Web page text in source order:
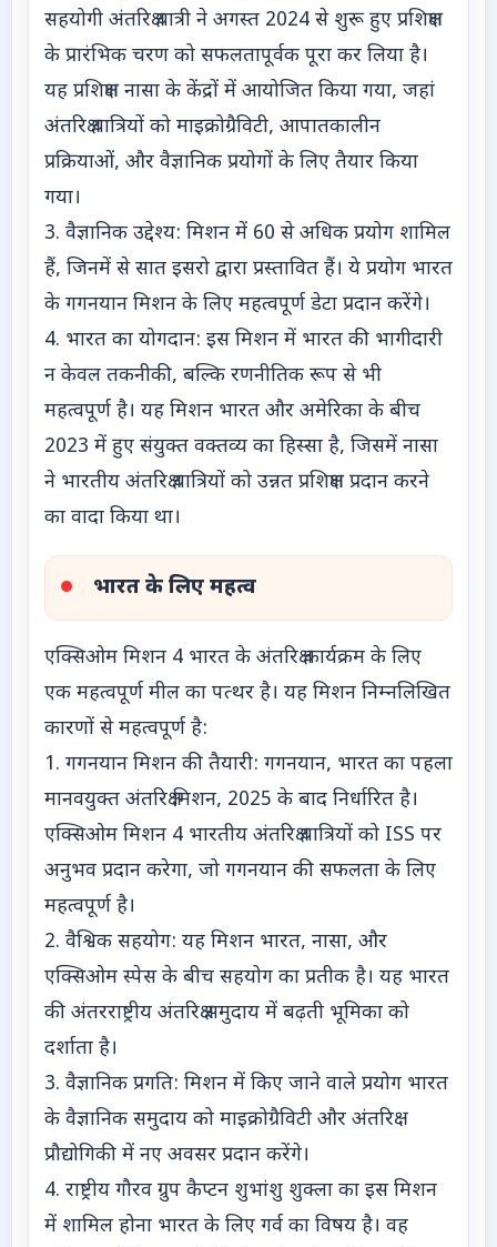
सहयोगी अंतरिक्ष यात्री ने अगस्त 2024 से शुरू हुए प्रशिक्षण
के प्रारंभिक चरण को सफलतापूर्वक पूरा कर लिया है।
यह प्रशिक्षण नासा के केंद्रों में आयोजित किया गया, जहां
अंतरिक्ष यात्रियों को माइक्रोग्रैविटी, आपातकालीन
प्रक्रियाओं, और वैज्ञानिक प्रयोगों के लिए तैयार किया
गया।
3. वैज्ञानिक उद्देश्य: मिशन में 60 से अधिक प्रयोग शामिल
हैं, जिनमें से सात इसरो द्वारा प्रस्तावित हैं। ये प्रयोग भारत
के गगनयान मिशन के लिए महत्वपूर्ण डेटा प्रदान करेंगे।
4. भारत का योगदान: इस मिशन में भारत की भागीदारी
न केवल तकनीकी, बल्कि रणनीतिक रूप से भी
महत्वपूर्ण है। यह मिशन भारत और अमेरिका के बीच
2023 में हुए संयुक्त वक्तव्य का हिस्सा है, जिसमें नासा
ने भारतीय अंतरिक्ष यात्रियों को उन्नत प्रशिक्षण प्रदान करने
का वादा किया था।
भारत के लिए महत्व
एक्सिओम मिशन 4 भारत के अंतरिक्ष कार्यक्रम के लिए
एक महत्वपूर्ण मील का पत्थर है। यह मिशन निम्नलिखित
कारणों से महत्वपूर्ण है:
1. गगनयान मिशन की तैयारी: गगनयान, भारत का पहला
मानवयुक्त अंतरिक्ष मिशन, 2025 के बाद निर्धारित है।
एक्सिओम मिशन 4 भारतीय अंतरिक्ष यात्रियों को ISS पर
अनुभव प्रदान करेगा, जो गगनयान की सफलता के लिए
महत्वपूर्ण है।
2. वैश्विक सहयोग: यह मिशन भारत, नासा, और
एक्सिओम स्पेस के बीच सहयोग का प्रतीक है। यह भारत
की अंतरराष्ट्रीय अंतरिक्ष समुदाय में बढ़ती भूमिका को
दर्शाता है।
3. वैज्ञानिक प्रगति: मिशन में किए जाने वाले प्रयोग भारत
के वैज्ञानिक समुदाय को माइक्रोग्रैविटी और अंतरिक्ष
प्रौद्योगिकी में नए अवसर प्रदान करेंगे।
4. राष्ट्रीय गौरव ग्रुप कैप्टन शुभांशु शुक्ला का इस मिशन
में शामिल होना भारत के लिए गर्व का विषय है। वह